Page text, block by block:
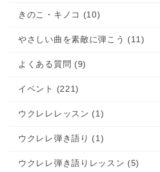
きのこ・キノコ (10)
やさしい曲を素敵に弾こう (11)
よくある質問 (9)
イベント (221)
ウクレレレッスン (1)
ウクレレ弾き語り (1)
ウクレレ弾き語りレッスン (5)